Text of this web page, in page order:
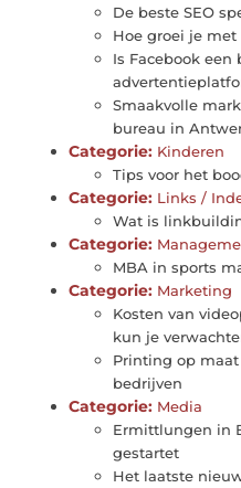
De beste SEO
Hoe groei je
Is Facebook een
Smaakvolle
bureau in
Categorie: Kinderen
Tips voor het
Categorie: Links /
Wat is
Categorie:
MBA in sports
Categorie: Marketing
Kosten van
kun je
Printing op
bedrijven
Categorie: Media
Ermittlungen in
gestartet
Het laatste